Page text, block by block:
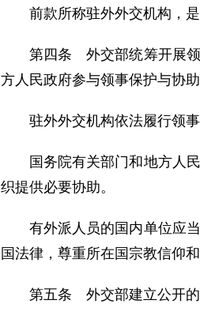
前款所称驻外外交机构，
第四条 外交部统筹开展领
方人民政府参与领事保护与协
驻外外交机构依法履行领
国务院有关部门和地方人
织提供必要协助。
有外派人员的国内单位应
国法律，尊重所在国宗教信仰
第五条 外交部建立公开的